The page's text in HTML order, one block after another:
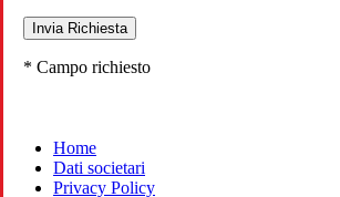
* Campo richiesto
Home
Dati societari
Privacy Policy